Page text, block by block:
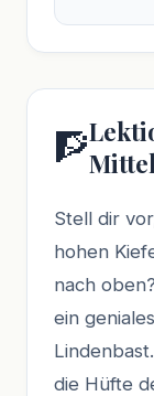
🧗
Stell dir
hohen
nach
ein
die Hüfte